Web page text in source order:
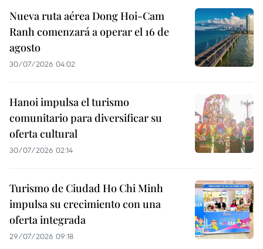
Nueva ruta aérea Dong Hoi-Cam
Ranh comenzará a operar el 16 de
agosto
30/07/2026 04:02
Hanoi impulsa el turismo
comunitario para diversificar su
oferta cultural
30/07/2026 02:14
Turismo de Ciudad Ho Chi Minh
impulsa su crecimiento con una
oferta integrada
29/07/2026 09:18